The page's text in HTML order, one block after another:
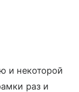
и некоторой
раз и